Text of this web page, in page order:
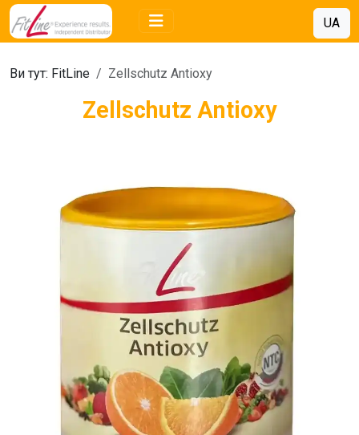
UA
Ви тут: FitLine Zellschutz Antioxy
Zellschutz Antioxy